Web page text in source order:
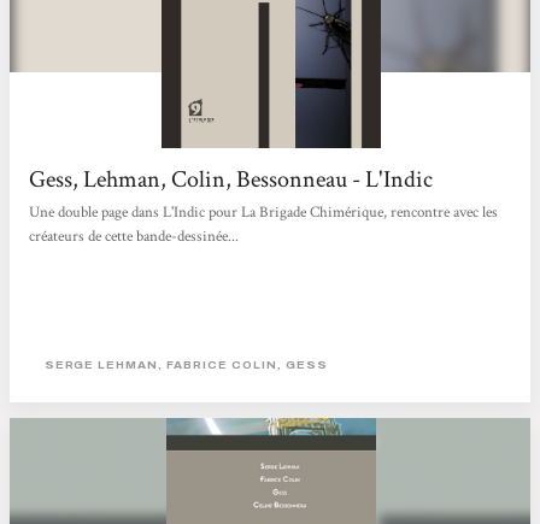
Gess, Lehman, Colin, Bessonneau - L'Indic
Une double page dans L'Indic pour La Brigade Chimérique, rencontre avec les
créateurs de cette bande-dessinée...
SERGE LEHMAN, FABRICE COLIN, GESS